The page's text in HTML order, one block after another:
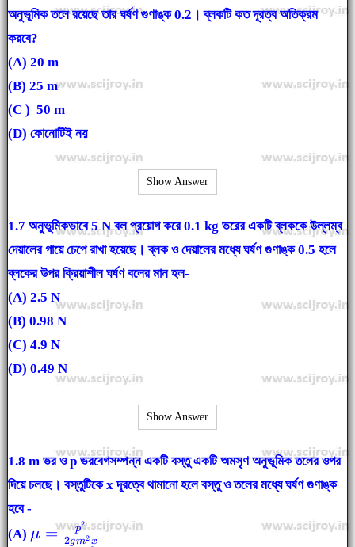
অনুভূমিক তলে রয়েছে তার ঘর্ষণ গুণাঙ্ক 0.2। ব্লকটি কত দূরত্ব অতিক্রম
করবে?
(A) 20 m
(B) 25 m
(C ) 50 m
(D) কোনোটিই নয়
Show Answer
1.7 অনুভূমিকভাবে 5 N বল প্রয়োগ করে 0.1 kg ভরের একটি ব্লককে উল্লম্ব
দেয়ালের গায়ে চেপে রাখা হয়েছে। ব্লক ও দেয়ালের মধ্যে ঘর্ষণ গুণাঙ্ক 0.5 হলে
ব্লকের উপর ক্রিয়াশীল ঘর্ষণ বলের মান হল-
(A) 2.5 N
(B) 0.98 N
(C) 4.9 N
(D) 0.49 N
Show Answer
1.8 m ভর ও p ভরবেগসম্পন্ন একটি বস্তু একটি অমসৃণ অনুভূমিক তলের ওপর
দিয়ে চলছে। বস্তুটিকে x দূরত্বে থামানো হলে বস্তু ও তলের মধ্যে ঘর্ষণ গুণাঙ্ক
হবে -
(A) \mu =
μ = 2gm2 x
p2